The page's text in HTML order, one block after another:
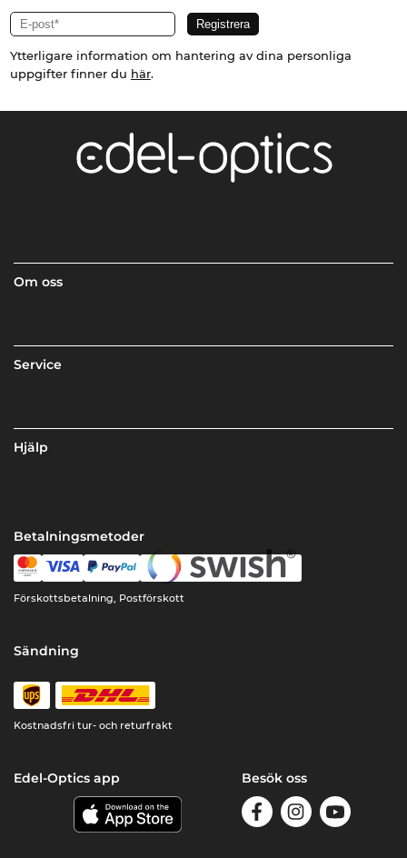
Ytterligare information om hantering av dina personliga
uppgifter finner du här.
Om oss
Service
Hjälp
Betalningsmetoder
Förskottsbetalning, Postförskott
Sändning
Kostnadsfri tur- och returfrakt
Edel-Optics app Besök oss